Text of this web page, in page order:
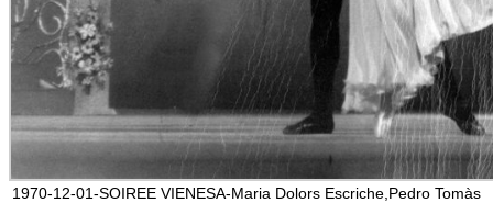
1970-12-01-SOIREE VIENESA-Maria Dolors Escriche,Pedro Tomàs